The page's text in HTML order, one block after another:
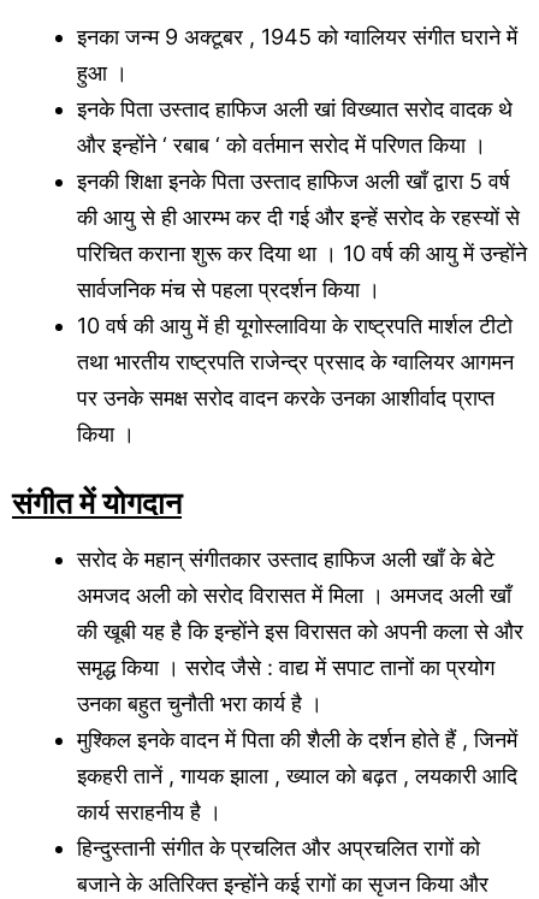
इनका जन्म 9 अक्टूबर , 1945 को ग्वालियर संगीत घराने में
हुआ ।
इनके पिता उस्ताद हाफिज अली खां विख्यात सरोद वादक थे
और इन्होंने ‘ रबाब ‘ को वर्तमान सरोद में परिणत किया ।
इनकी शिक्षा इनके पिता उस्ताद हाफिज अली खाँ द्वारा 5 वर्ष
की आयु से ही आरम्भ कर दी गई और इन्हें सरोद के रहस्यों से
परिचित कराना शुरू कर दिया था । 10 वर्ष की आयु में उन्होंने
सार्वजनिक मंच से पहला प्रदर्शन किया ।
10 वर्ष की आयु में ही यूगोस्लाविया के राष्ट्रपति मार्शल टीटो
तथा भारतीय राष्ट्रपति राजेन्द्र प्रसाद के ग्वालियर आगमन
पर उनके समक्ष सरोद वादन करके उनका आशीर्वाद प्राप्त
किया ।
संगीत में योगदान
सरोद के महान् संगीतकार उस्ताद हाफिज अली खाँ के बेटे
अमजद अली को सरोद विरासत में मिला । अमजद अली खाँ
की खूबी यह है कि इन्होंने इस विरासत को अपनी कला से और
समृद्ध किया । सरोद जैसे : वाद्य में सपाट तानों का प्रयोग
उनका बहुत चुनौती भरा कार्य है ।
मुश्किल इनके वादन में पिता की शैली के दर्शन होते हैं , जिनमें
इकहरी तानें , गायक झाला , ख्याल को बढ़त , लयकारी आदि
कार्य सराहनीय है ।
हिन्दुस्तानी संगीत के प्रचलित और अप्रचलित रागों को
बजाने के अतिरिक्त इन्होंने कई रागों का सृजन किया और